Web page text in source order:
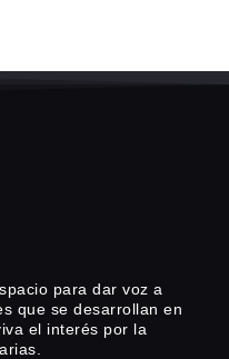
para dar voz a
que se desarrollan en
el interés por la